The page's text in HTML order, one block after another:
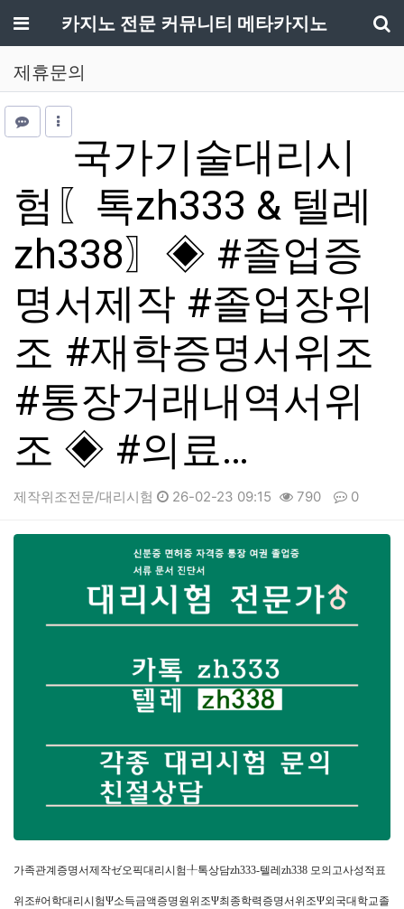
메뉴카지노 전문 커뮤니티 메타카지노
제휴문의
국가기술대리시
험〖톡zh333 & 텔레
zh338〗◈ #졸업증
명서제작 #졸업장위
조 #재학증명서위조
#통장거래내역서위
조 ◈ #의료…
제작위조전문/대리시험 26-02-23 09:15 790 0
가족관계증명서제작ゼ오픽대리시험╀톡상담zh333-텔레zh338 모의고사성적표
위조#어학대리시험Ψ소득금액증명원위조Ψ최종학력증명서위조Ψ외국대학교졸